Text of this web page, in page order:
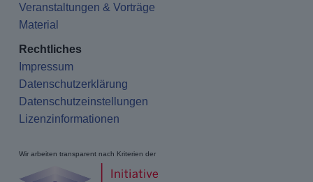
Veranstaltungen & Vorträge
Material
Rechtliches
Impressum
Datenschutzerklärung
Datenschutzeinstellungen
Lizenzinformationen
Wir arbeiten transparent nach Kriterien der